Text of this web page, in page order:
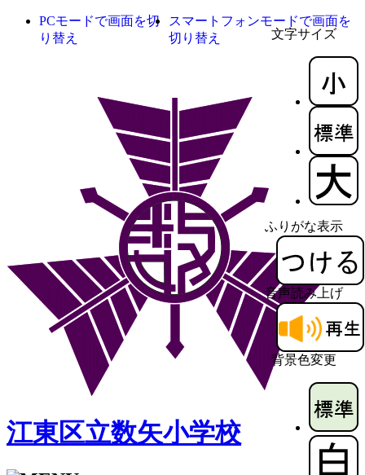
文字サイズ
ふりがな表示
音声読み上げ
背景色変更
PCモードで画面を切
り替え
スマートフォンモードで画面を
切り替え
江東区立数矢小学校